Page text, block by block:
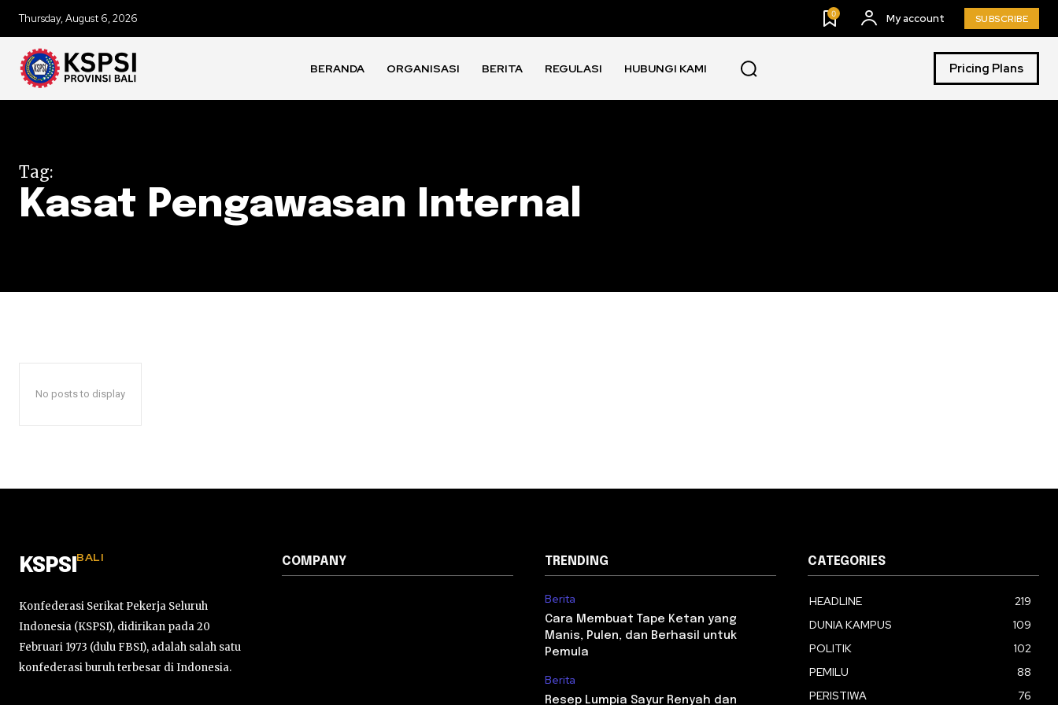
Thursday, August 6, 2026 0 My account SUBSCRIBE
BERANDA ORGANISASI BERITA REGULASI HUBUNGI KAMI Pricing Plans
Tag:
Kasat Pengawasan Internal
No posts to display
KSPSI BALI
Konfederasi Serikat Pekerja Seluruh
Indonesia (KSPSI), didirikan pada 20
Februari 1973 (dulu FBSI), adalah salah satu
konfederasi buruh terbesar di Indonesia.
COMPANY TRENDING
Berita
Cara Membuat Tape Ketan yang
Manis, Pulen, dan Berhasil untuk
Pemula
Berita
Resep Lumpia Sayur Renyah dan
CATEGORIES
HEADLINE
219
DUNIA KAMPUS
109
POLITIK
102
PEMILU
88
PERISTIWA
76